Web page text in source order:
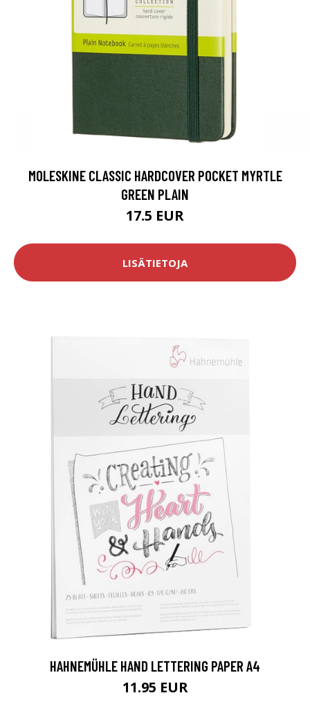
MOLESKINE CLASSIC HARDCOVER POCKET MYRTLE
GREEN PLAIN
17.5 EUR
LISÄTIETOJA
HAHNEMÜHLE HAND LETTERING PAPER A4
11.95 EUR